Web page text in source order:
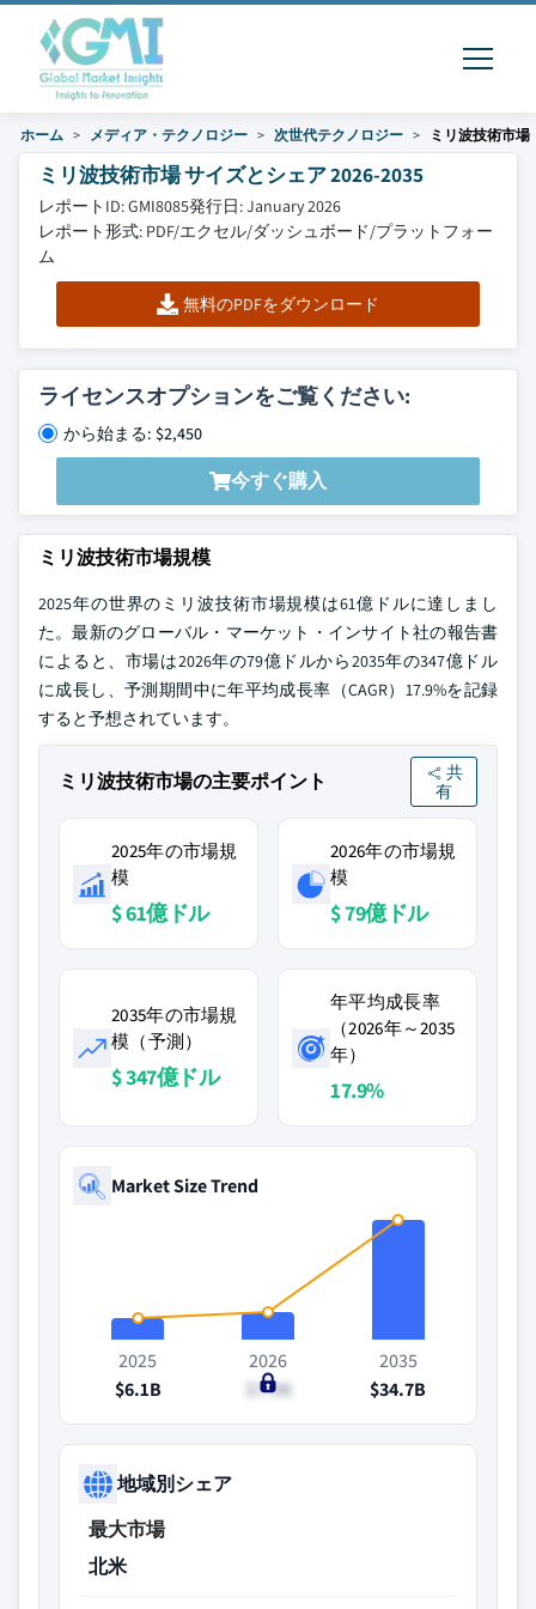
ホーム メディア・テクノロジー 次世代テクノロジー ミリ波技術市場
ミリ波技術市場 サイズとシェア 2026-2035
レポートID: GMI8085発行日: January 2026
レポート形式: PDF/エクセル/ダッシュボード/プラットフォー
ム
無料のPDFをダウンロード
ライセンスオプションをご覧ください:
から始まる: $2,450
今すぐ購入
ミリ波技術市場規模
2025年の世界のミリ波技術市場規模は61億ドルに達しまし
た。最新のグローバル・マーケット・インサイト社の報告書
によると、市場は2026年の79億ドルから2035年の347億ドル
に成長し、予測期間中に年平均成長率（CAGR）17.9%を記録
すると予想されています。
ミリ波技術市場の主要ポイント
共
有
2025年の市場規
模
$ 61億ドル
2026年の市場規
模
$ 79億ドル
2035年の市場規
模（予測）
$ 347億ドル
年平均成長率
（2026年～2035
年）
17.9%
Market Size Trend
2025
$6.1B
2026
$7.9B
2035
$34.7B
地域別シェア
最大市場
北米